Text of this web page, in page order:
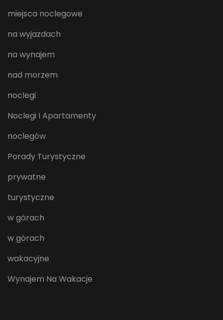
miejsca noclegowe
na wyjazdach
na wynajem
nad morzem
noclegi
Noclegi I Apartamenty
noclegów
Porady Turystyczne
prywatne
turystyczne
w górach
w górach
wakacyjne
Wynajem Na Wakacje